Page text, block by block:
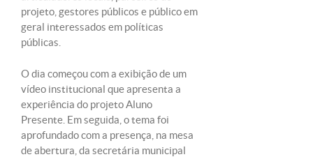
projeto, gestores públicos e público em
geral interessados em políticas
públicas.
O dia começou com a exibição de um
vídeo institucional que apresenta a
experiência do projeto Aluno
Presente. Em seguida, o tema foi
aprofundado com a presença, na mesa
de abertura, da secretária municipal